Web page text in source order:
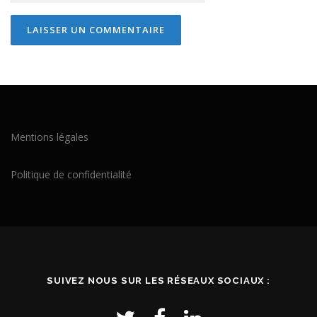
Mentions légales
Politique de confidentialité
SUIVEZ NOUS SUR LES RÉSEAUX SOCIAUX :